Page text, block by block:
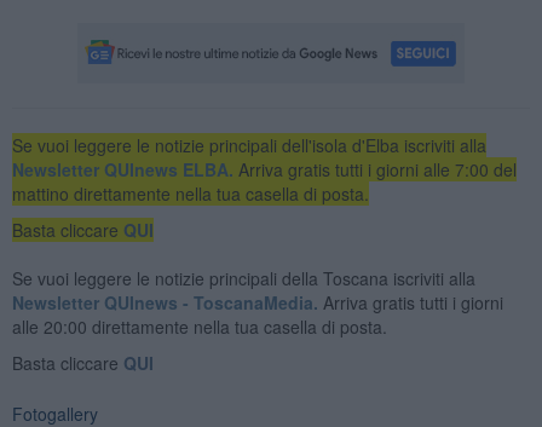
Se vuoi leggere le notizie principali dell'isola d'Elba iscriviti alla
Newsletter QUInews ELBA. Arriva gratis tutti i giorni alle 7:00 del
mattino direttamente nella tua casella di posta.
Basta cliccare QUI
Se vuoi leggere le notizie principali della Toscana iscriviti alla
Newsletter QUInews - ToscanaMedia. Arriva gratis tutti i giorni
alle 20:00 direttamente nella tua casella di posta.
Basta cliccare QUI
Fotogallery